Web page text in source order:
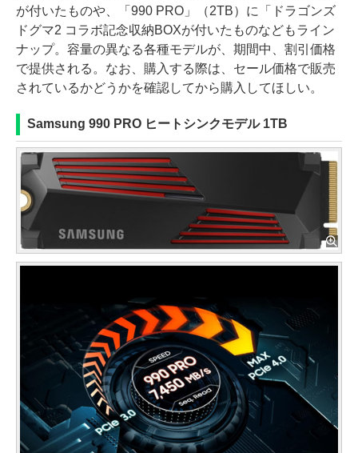
が付いたものや、「990 PRO」（2TB）に「ドラゴンズ
ドグマ2 コラボ記念収納BOXが付いたものなどもライン
ナップ。容量の異なる各種モデルが、期間中、割引価格
で提供される。なお、購入する際は、セール価格で販売
されているかどうかを確認してから購入してほしい。
Samsung 990 PRO ヒートシンクモデル 1TB